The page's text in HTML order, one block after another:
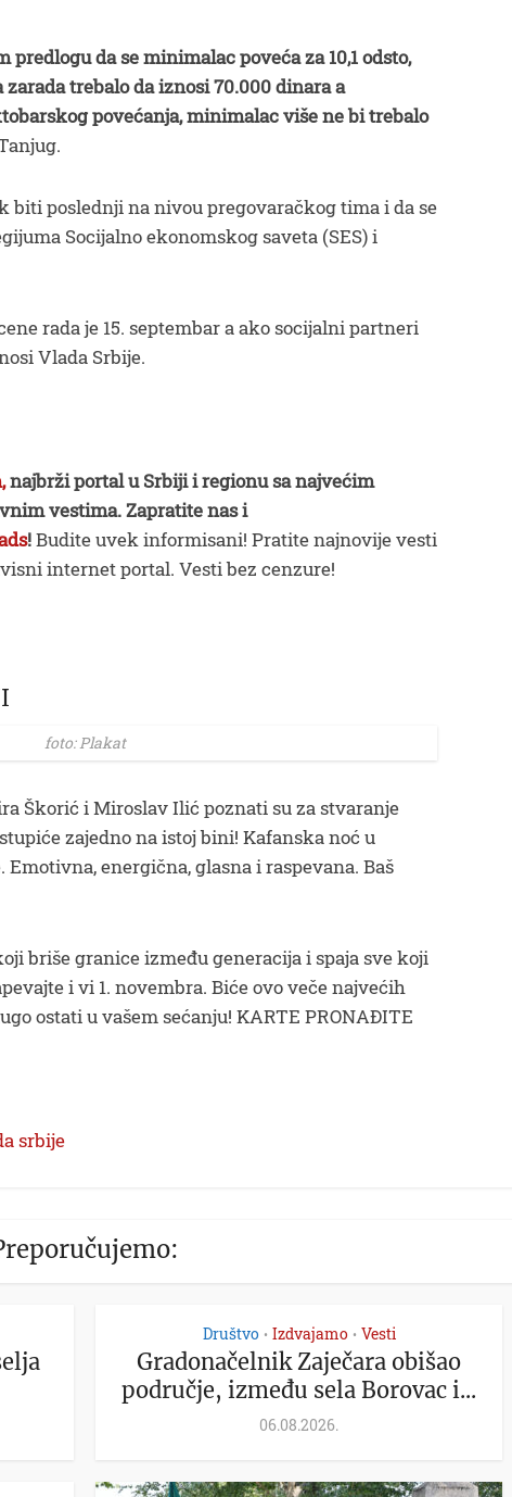
predlogu da se minimalac poveća za 10,1 odsto,
trebalo da iznosi 70.000 dinara a
povećanja, minimalac više ne bi trebalo
biti poslednji na nivou pregovaračkog tima i da se
Socijalno ekonomskog saveta (SES) i
rada je 15. septembar a ako socijalni partneri
Vlada Srbije.
najbrži portal u Srbiji i regionu sa najvećim
vestima. Zapratite nas i
!Budite uvek informisani! Pratite najnovije vesti
internet portal. Vesti bez cenzure!
foto: Plakat
Škorić i Miroslav Ilić poznati su za stvaranje
zajedno na istoj bini! Kafanska noć u
energična, glasna i raspevana. Baš
briše granice između generacija i spaja sve koji
i vi 1. novembra. Biće ovo veče najvećih
ostati u vašem sećanju! KARTE PRONAĐITE
srbije
Društvo • Izdvajamo • Vesti
Gradonačelnik Zaječara obišao
područje, između sela Borovac i...
06.08.2026.